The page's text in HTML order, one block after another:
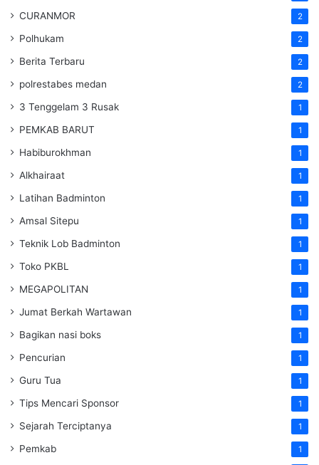
CURANMOR 2
Polhukam 2
Berita Terbaru 2
polrestabes medan 2
3 Tenggelam 3 Rusak 1
PEMKAB BARUT 1
Habiburokhman 1
Alkhairaat 1
Latihan Badminton 1
Amsal Sitepu 1
Teknik Lob Badminton 1
Toko PKBL 1
MEGAPOLITAN 1
Jumat Berkah Wartawan 1
Bagikan nasi boks 1
Pencurian 1
Guru Tua 1
Tips Mencari Sponsor 1
Sejarah Terciptanya 1
Pemkab 1